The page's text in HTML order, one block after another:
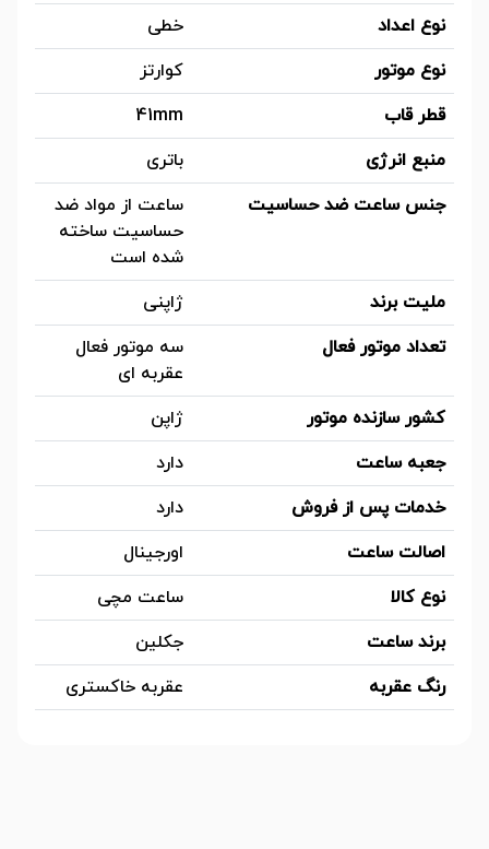
نوع اعداد
خطی
نوع موتور
کوارتز
قطر قاب
41mm
منبع انرژی
باتری
جنس ساعت ضد حساسیت
ساعت از مواد ضد
حساسیت ساخته
شده است
ملیت برند
ژاپنی
تعداد موتور فعال
سه موتور فعال
عقربه ای
کشور سازنده موتور
ژاپن
جعبه ساعت
دارد
خدمات پس از فروش
دارد
اصالت ساعت
اورجینال
نوع کالا
ساعت مچی
برند ساعت
جکلین
رنگ عقربه
عقربه خاکستری